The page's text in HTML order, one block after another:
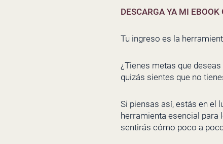
DESCARGA YA MI EBOOK
Tu ingreso es la
¿Tienes metas que
quizás sientes que no
Si piensas así, estás en el
herramienta esencial para
sentirás cómo poco a